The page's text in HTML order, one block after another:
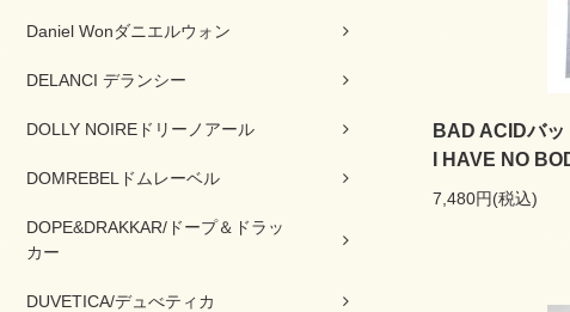
Daniel Wonダニエルウォン
DELANCI デランシー
DOLLY NOIREドリーノアール
DOMREBELドムレーベル
DOPE&DRAKKAR/ドープ＆ドラッ
カー
DUVETICA/デュべティカ
BAD ACIDバッ
I HAVE NO
7,480円(税込)